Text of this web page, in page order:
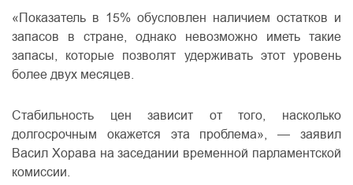
«Показатель в 15% обусловлен наличием остатков и
запасов в стране, однако невозможно иметь такие
запасы, которые позволят удерживать этот уровень
более двух месяцев.
Стабильность цен зависит от того, насколько
долгосрочным окажется эта проблема», — заявил
Васил Хорава на заседании временной парламентской
комиссии.